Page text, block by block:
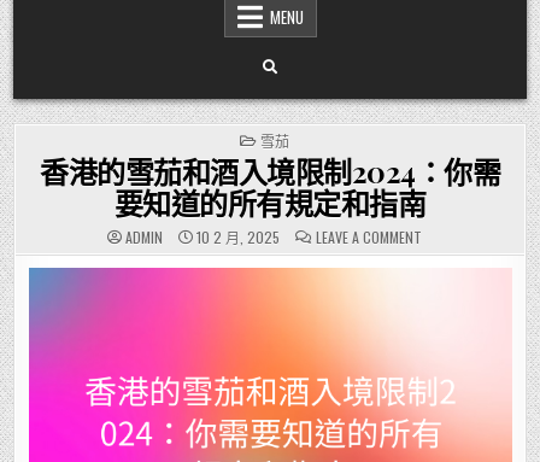
MENU
POSTED
IN
雪茄
香港的雪茄和酒入境限制2024：你需
要知道的所有規定和指南
ADMIN 10 2 月, 2025 LEAVE A COMMENTON
香
限
制
2024：
你
需
要